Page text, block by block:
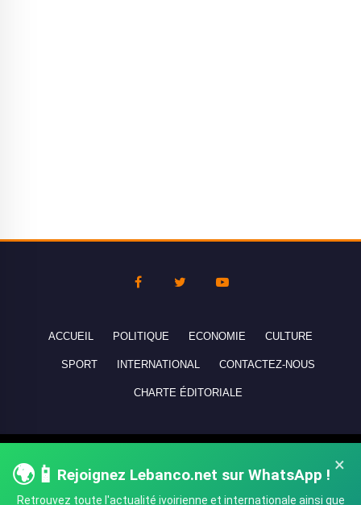
×
🌍📱 Rejoignez Lebanco.net sur WhatsApp !
Retrouvez toute l'actualité ivoirienne et internationale ainsi que
ACCUEIL POLITIQUE ECONOMIE CULTURE
SPORT INTERNATIONAL CONTACTEZ-NOUS
CHARTE ÉDITORIALE
réservés - All rights reserved.